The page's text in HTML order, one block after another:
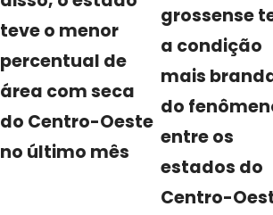
teve o menor
percentual de
área com seca
do Centro-Oeste
no último mês
grossense
a condição
mais
do
entre os
estados do
Centro-